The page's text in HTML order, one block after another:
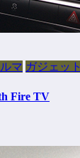
マ ガジェット
Fire TV